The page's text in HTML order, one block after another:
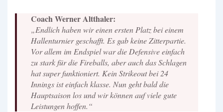
Coach Werner Altthaler:
„Endlich haben wir einen ersten Platz bei einem
Hallenturnier geschafft. Es gab keine Zitterpartie.
Vor allem im Endspiel war die Defensive einfach
zu stark für die Fireballs, aber auch das Schlagen
hat super funktioniert. Kein Strikeout bei 24
Innings ist einfach klasse. Nun geht bald die
Hauptsaison los und wir können auf viele gute
Leistungen hoffen.“